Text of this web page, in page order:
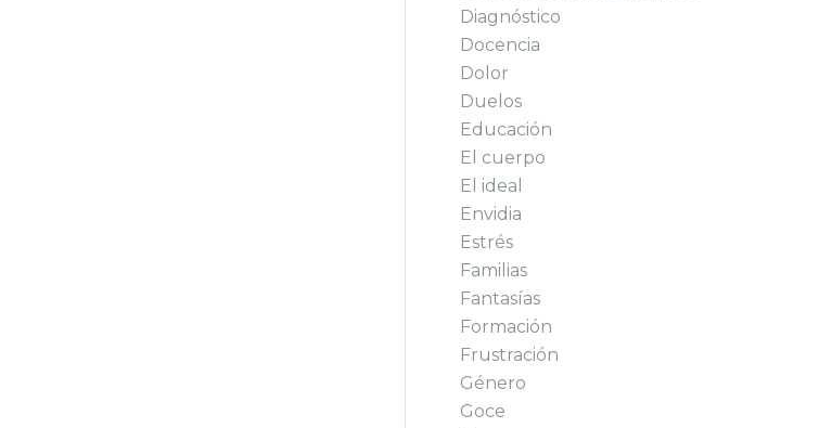
Diagnóstico
Docencia
Dolor
Duelos
Educación
El cuerpo
El ideal
Envidia
Estrés
Familias
Fantasías
Formación
Frustración
Género
Goce